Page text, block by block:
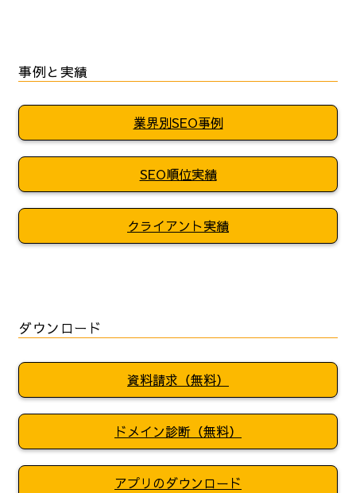
事例と実績
業界別SEO事例
SEO順位実績
クライアント実績
ダウンロード
資料請求（無料）
ドメイン診断（無料）
アプリのダウンロード